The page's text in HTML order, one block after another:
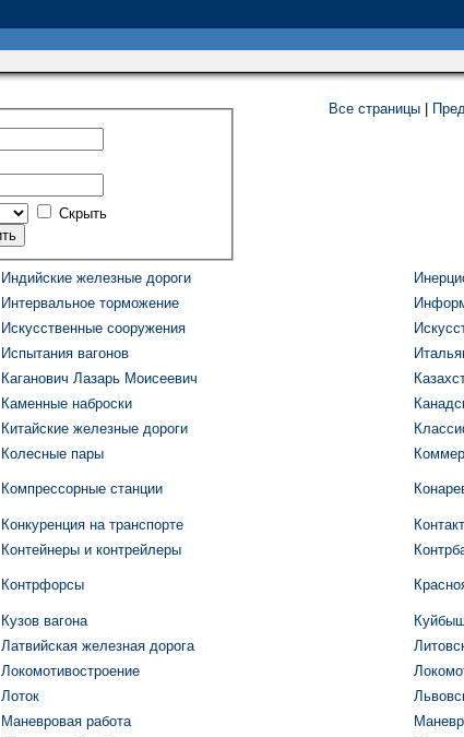
Скрыть
Все страницы
Индийские железные дороги
Интервальное торможение
Искусственные сооружения
Испытания вагонов
Каганович Лазарь Моисеевич
Каменные наброски
Китайские железные дороги
Колесные пары
Компрессорные станции
Конкуренция на транспорте
Контейнеры и контрейлеры
Контрфорсы
Кузов вагона
Латвийская железная дорога
Локомотивостроение
Лоток
Маневровая работа